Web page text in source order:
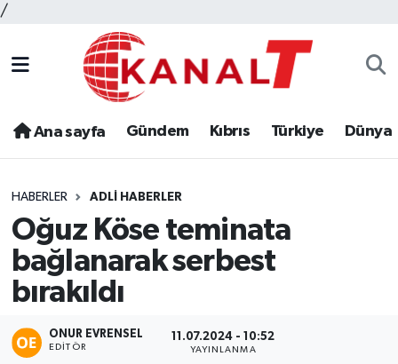
/
Ana sayfa Gündem Kıbrıs Türkiye Dünya
HABERLER ADLI HABERLER
Oğuz Köse teminata
bağlanarak serbest
bırakıldı
ONUR EVRENSEL
EDITÖR
11.07.2024 - 10:52
YAYINLANMA